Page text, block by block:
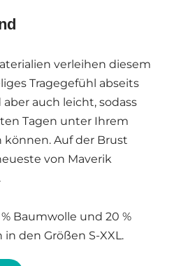
verleihen diesem
Tragegefühl abseits
aber auch leicht, sodass
Tagen unter Ihrem
Auf der Brust
von Maverik
Baumwolle und 20 %
in den Größen S-XXL.